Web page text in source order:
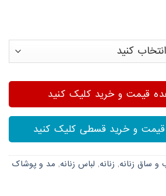
قیمت و خرید کلیک کنید
و خرید قسطی کلیک کنید
و ساق زنانه, زنانه, لباس زنانه, مد و پوشاک